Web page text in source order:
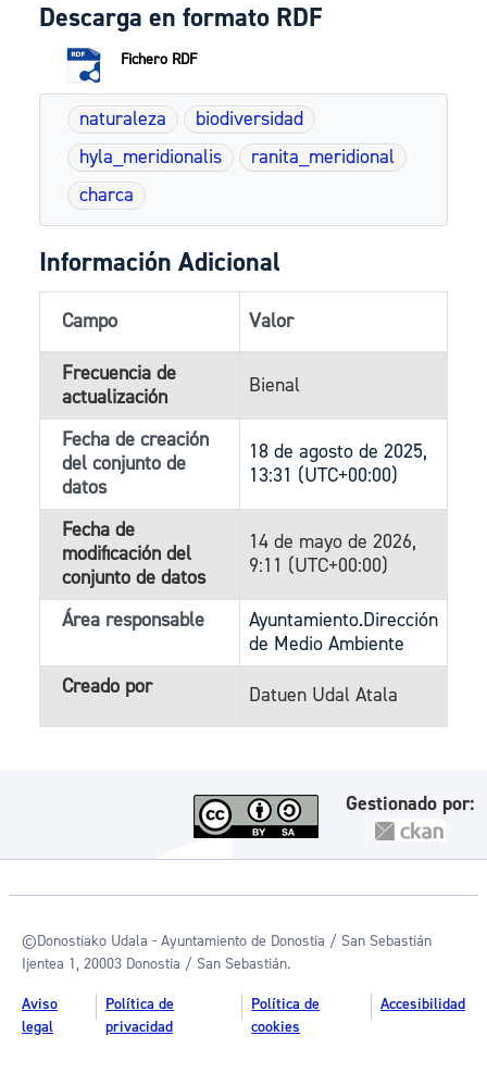
Descarga en formato RDF
Fichero RDF
naturaleza
biodiversidad
hyla_meridionalis
ranita_meridional
charca
Información Adicional
Campo Valor
Frecuencia de
actualización
Bienal
Fecha de creación
del conjunto de
datos
18 de agosto de 2025,
13:31 (UTC+00:00)
Fecha de
modificación del
conjunto de datos
14 de mayo de 2026,
9:11 (UTC+00:00)
Área responsable
Ayuntamiento.Dirección
de Medio Ambiente
Creado por
Datuen Udal Atala
Gestionado por:
©Donostiako Udala - Ayuntamiento de Donostia / San Sebastián
Ijentea 1, 20003 Donostia / San Sebastián.
Aviso
legal
Política de
privacidad
Política de
cookies
Accesibilidad